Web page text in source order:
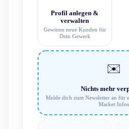
Profil anlegen &
verwalten
Gewinne neue Kunden für
Dein Gewerk
✉️
Nichts mehr
Melde dich zum Newsletter an
Market Infos